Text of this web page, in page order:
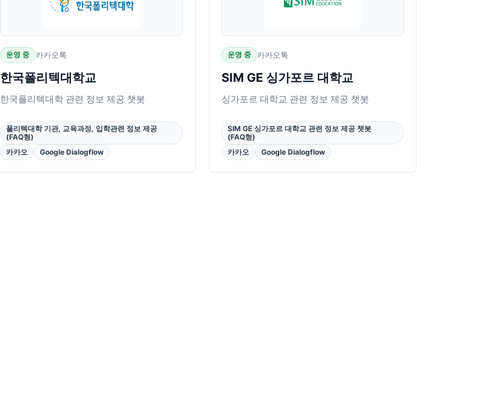
운영 중 카카오톡
한국폴리텍대학교
한국폴리텍대학 관련 정보 제공 챗봇
폴리텍대학 기관, 교육과정, 입학관련 정보 제공
(FAQ형)
카카오
Google Dialogflow
운영 중 카카오톡
SIM GE 싱가포르 대학교
싱가포르 대학교 관련 정보 제공 챗봇
SIM GE 싱가포르 대학교 관련 정보 제공 챗봇
(FAQ형)
카카오
Google Dialogflow